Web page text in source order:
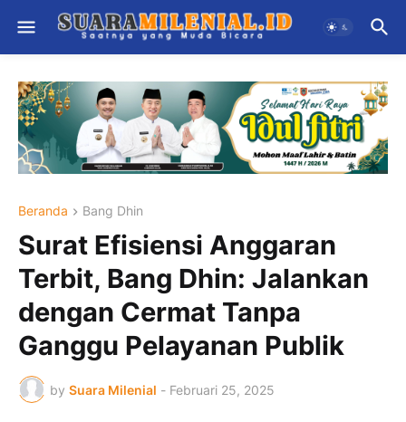
Beranda Bang Dhin
Surat Efisiensi Anggaran
Terbit, Bang Dhin: Jalankan
dengan Cermat Tanpa
Ganggu Pelayanan Publik
by Suara Milenial - Februari 25, 2025